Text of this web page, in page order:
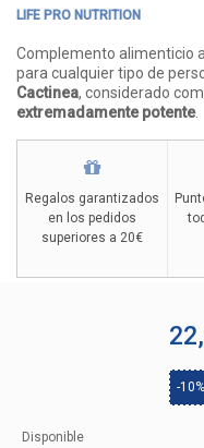
LIFE PRO NUTRITION
Complemento alimenticio
para cualquier tipo de
Cactinea, considerado
extremadamente potente.
Regalos garantizados
en los pedidos
superiores a 20€
-10%
Disponible